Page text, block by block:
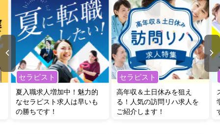
セラピスト
夏入職求人増加中！魅力的
なセラピスト求人は早いも
の勝ちです！
セラピスト
高年収＆土日休みを狙え
る！人気の訪問リハ求人を
ご紹介します！